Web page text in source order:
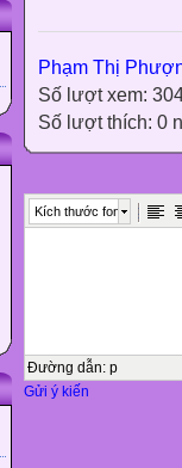
Phạm Thị
Số lượt xem:
Số lượt thích: 0
Kích thước font
Đường dẫn: p
Gửi ý kiến